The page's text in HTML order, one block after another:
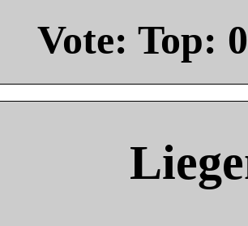
Vote: Top: 0